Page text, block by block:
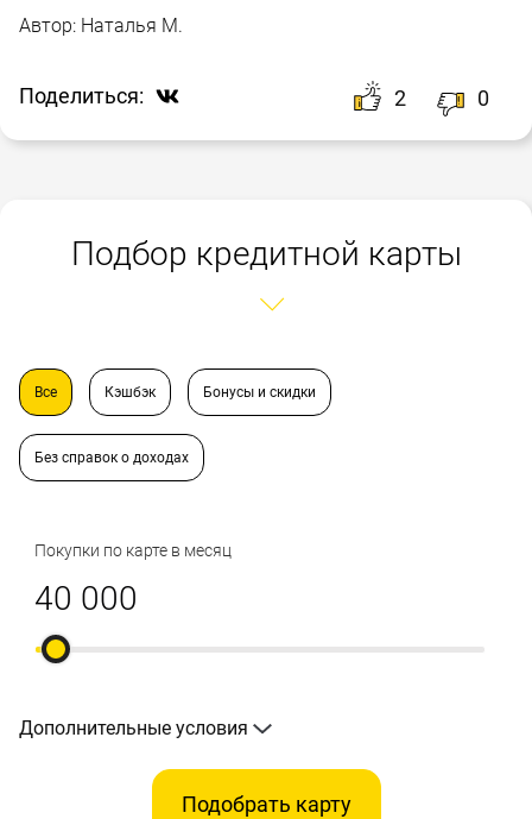
Автор: Наталья М.
Поделиться: 2 0
Подбор кредитной карты
Все Кэшбэк Бонусы и скидки
Без справок о доходах
Покупки по карте в месяц
Дополнительные условия
Подобрать карту